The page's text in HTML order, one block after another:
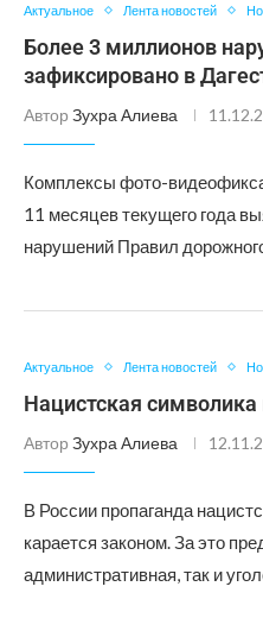
Актуальное Лента новостей
Более 3 миллионов
зафиксировано в
Автор Зухра Алиева
Комплексы фото-
11 месяцев текущего года
нарушений Правил
Актуальное Лента новостей
Нацистская
Автор Зухра Алиева
В России пропаганда
карается законом. За это
административная, так и